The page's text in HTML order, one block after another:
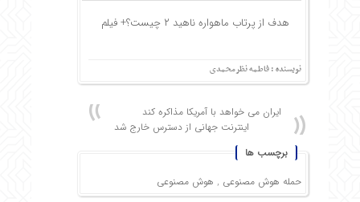
هدف از پرتاب ماهواره ناهید ۲ چیست؟+ فیلم
نویسنده : فاطمه نظرمحمدی
ایران می خواهد با آمریکا مذاکره کند
اینترنت جهانی از دسترس خارج شد
برچسب ها
حمله هوش مصنوعی , هوش مصنوعی